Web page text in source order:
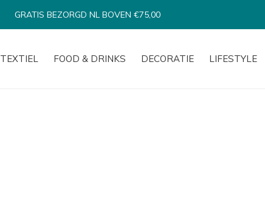
TEXTIEL FOOD & DRINKS DECORATIE LIFESTYLE
GRATIS BEZORGD NL BOVEN €75,00